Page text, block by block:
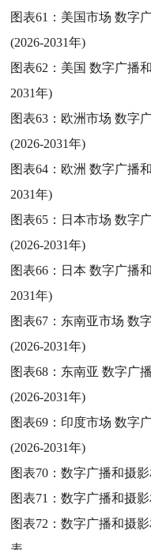
图表61： 美国市场 数字
(2026-2031年)
图表62： 美国 数字广播
2031年)
图表63： 欧洲市场 数字
(2026-2031年)
图表64： 欧洲 数字广播
2031年)
图表65： 日本市场 数字
(2026-2031年)
图表66： 日本 数字广播
2031年)
图表67： 东南亚市场 数
(2026-2031年)
图表68： 东南亚 数字广
(2026-2031年)
图表69： 印度市场 数字
(2026-2031年)
图表70：数字广播和摄
图表71：数字广播和摄
图表72：数字广播和摄